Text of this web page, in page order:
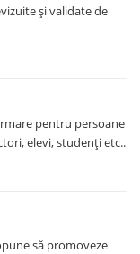
și validate de
pentru persoane
elevi, studenți etc..
să promoveze